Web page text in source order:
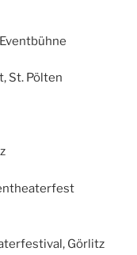
St. Pölten
Görlitz